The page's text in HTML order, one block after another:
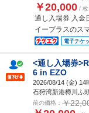
￥20,000 /
通し入場券 入金
イープラスのス
電子チケ
<通し入場券
6 in EZO
2026/08/14 (金) 14
石狩湾新港樽川ふ
前の価格： ￥